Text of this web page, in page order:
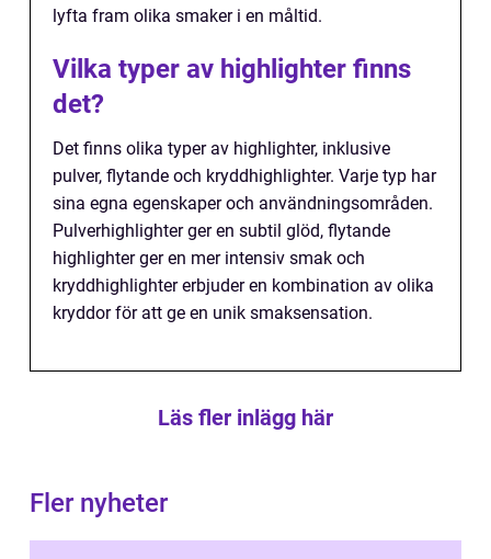
lyfta fram olika smaker i en måltid.
Vilka typer av highlighter finns
det?
Det finns olika typer av highlighter, inklusive
pulver, flytande och kryddhighlighter. Varje typ har
sina egna egenskaper och användningsområden.
Pulverhighlighter ger en subtil glöd, flytande
highlighter ger en mer intensiv smak och
kryddhighlighter erbjuder en kombination av olika
kryddor för att ge en unik smaksensation.
Läs fler inlägg här
Fler nyheter